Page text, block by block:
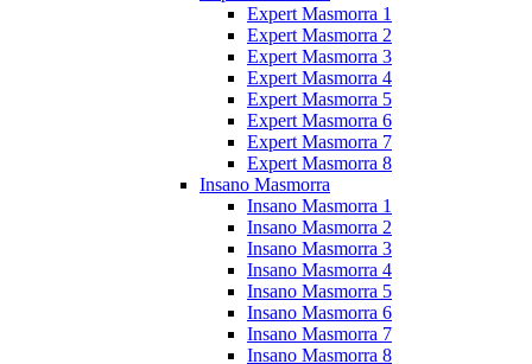
Expert Masmorra 1
Expert Masmorra 2
Expert Masmorra 3
Expert Masmorra 4
Expert Masmorra 5
Expert Masmorra 6
Expert Masmorra 7
Expert Masmorra 8
Insano Masmorra
Insano Masmorra 1
Insano Masmorra 2
Insano Masmorra 3
Insano Masmorra 4
Insano Masmorra 5
Insano Masmorra 6
Insano Masmorra 7
Insano Masmorra 8